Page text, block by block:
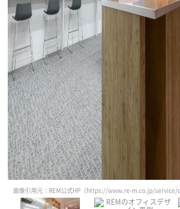
画像引用元：REM公式HP（https://www.re-m.co.jp/